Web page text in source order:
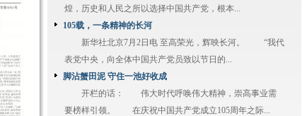
煌，历史和人民之所以选择中国共产党，根本...
105载，一条精神的长河
新华社北京7月2日电 至高荣光，辉映长河。 “我代
表党中央，向全体中国共产党员致以节日的...
脚沾蟹田泥 守住一池好收成
开栏的话： 伟大时代呼唤伟大精神，崇高事业需
要榜样引领。 在庆祝中国共产党成立105周年之际...